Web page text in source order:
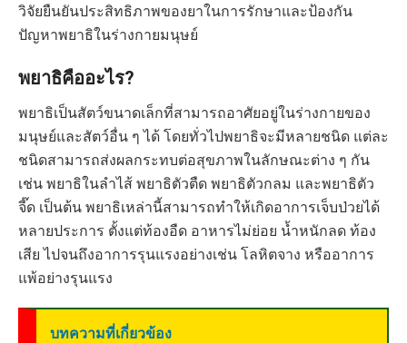
วิจัยยืนยันประสิทธิภาพของยาในการรักษาและป้องกัน
ปัญหาพยาธิในร่างกายมนุษย์
พยาธิคืออะไร?
พยาธิเป็นสัตว์ขนาดเล็กที่สามารถอาศัยอยู่ในร่างกายของ
มนุษย์และสัตว์อื่น ๆ ได้ โดยทั่วไปพยาธิจะมีหลายชนิด แต่ละ
ชนิดสามารถส่งผลกระทบต่อสุขภาพในลักษณะต่าง ๆ กัน
เช่น พยาธิในลำไส้ พยาธิตัวตืด พยาธิตัวกลม และพยาธิตัว
จี๊ด เป็นต้น พยาธิเหล่านี้สามารถทำให้เกิดอาการเจ็บป่วยได้
หลายประการ ตั้งแต่ท้องอืด อาหารไม่ย่อย น้ำหนักลด ท้อง
เสีย ไปจนถึงอาการรุนแรงอย่างเช่น โลหิตจาง หรืออาการ
แพ้อย่างรุนแรง
บทความที่เกี่ยวข้อง